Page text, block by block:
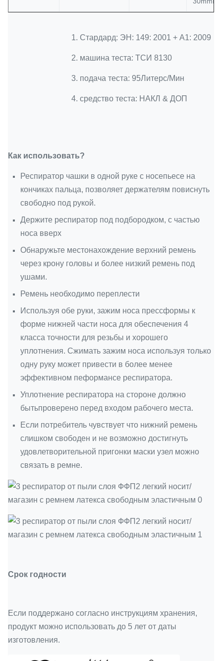
1. Стардард: ЭН: 149: 2001 + А1: 2009
2. машина теста: ТСИ 8130
3. подача теста: 95Литерс/Мин
4. средство теста: НАКЛ & ДОП
Как использовать?
Респиратор чашки в одной руке с носепьесе на
кончиках пальца, позволяет держателям повиснуть
свободно под рукой.
Держите респиратор под подбородком, с частью
носа вверх
Обнаружьте местонахождение верхний ремень
через крону головы и более низкий ремень под
ушами.
Ремень необходимо переплести
Используя обе руки, зажим носа прессформы к
форме нижней части носа для обеспечения 4
класса точности для резьбы и хорошего
уплотнения. Сжимать зажим носа используя только
одну руку может привести в более менее
эффективном пеформансе респиратора.
Уплотнение респиратора на стороне должно
бытьпроверено перед входом рабочего места.
Если потребитель чувствует что нижний ремень
слишком свободен и не возможно достигнуть
удовлетворительной пригонки маски узел можно
связать в ремне.
Срок годности
Если поддержано согласно инструкциям хранения,
продукт можно использовать до 5 лет от даты
изготовления.